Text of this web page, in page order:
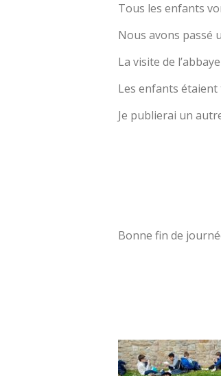
Tous les enfants
Nous avons passé
La visite de
Les enfants
Je publierai un
Bonne fin de